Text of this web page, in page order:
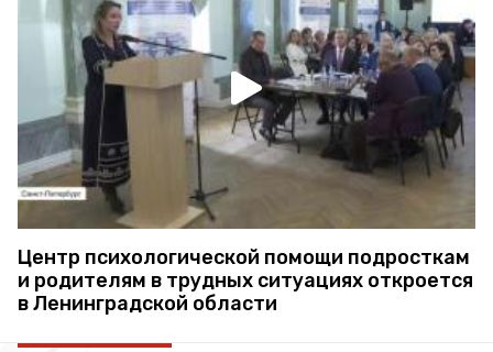
Центр психологической помощи подросткам
и родителям в трудных ситуациях откроется
в Ленинградской области